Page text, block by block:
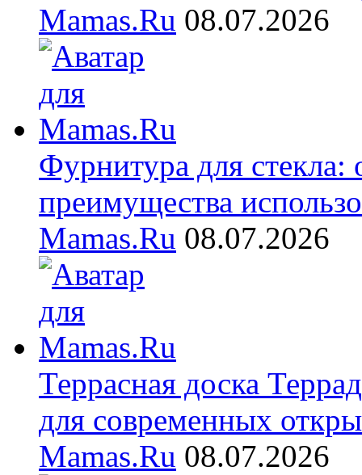
Mamas.Ru 08.07.2026
Фурнитура для
преимущества
Mamas.Ru 08.07.2026
Террасная доска
для современных
Mamas.Ru 08.07.2026